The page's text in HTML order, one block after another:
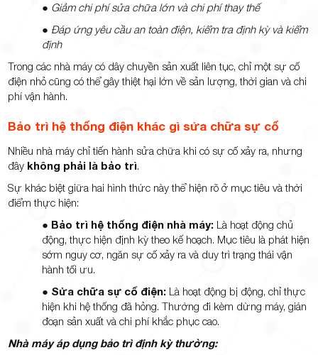
● Giảm chi phí sửa chữa lớn và chi phí thay thế
● Đáp ứng yêu cầu an toàn điện, kiểm tra định kỳ và kiểm
định
Trong các nhà máy có dây chuyền sản xuất liên tục, chỉ một sự cố
điện nhỏ cũng có thể gây thiệt hại lớn về sản lượng, thời gian và chi
phí vận hành.
Bảo trì hệ thống điện khác gì sửa chữa sự cố
Nhiều nhà máy chỉ tiến hành sửa chữa khi có sự cố xảy ra, nhưng
đây không phải là bảo trì.
Sự khác biệt giữa hai hình thức này thể hiện rõ ở mục tiêu và thời
điểm thực hiện:
● Bảo trì hệ thống điện nhà máy: Là hoạt động chủ
động, thực hiện định kỳ theo kế hoạch. Mục tiêu là phát hiện
sớm nguy cơ, ngăn sự cố xảy ra và duy trì trạng thái vận
hành tối ưu.
● Sửa chữa sự cố điện: Là hoạt động bị động, chỉ thực
hiện khi hệ thống đã hỏng. Thường đi kèm dừng máy, gián
đoạn sản xuất và chi phí khắc phục cao.
Nhà máy áp dụng bảo trì định kỳ thường: